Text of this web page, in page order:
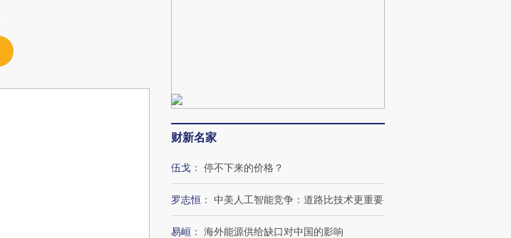
财新名家
伍戈 ： 停不下来的价格？
罗志恒 ： 中美人工智能竞争：道路比技术更重要
易峘 ： 海外能源供给缺口对中国的影响